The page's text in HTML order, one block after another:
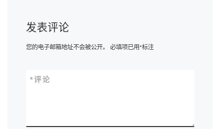
发表评论
您的电子邮箱地址不会被公开。 必填项已用*标注
评论
*